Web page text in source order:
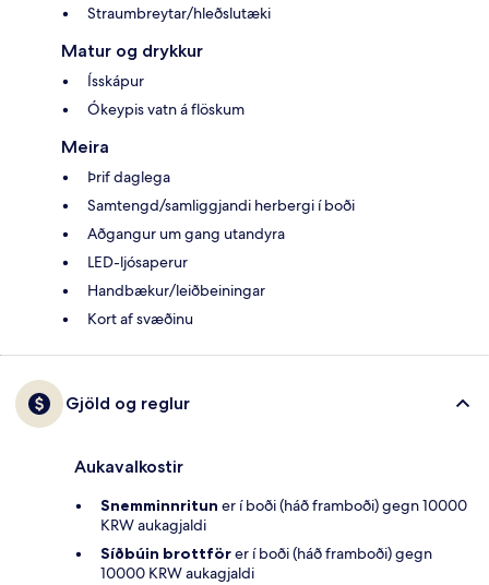
Straumbreytar/hleðslutæki
Matur og drykkur
Ísskápur
Ókeypis vatn á flöskum
Meira
Þrif daglega
Samtengd/samliggjandi herbergi í boði
Aðgangur um gang utandyra
LED-ljósaperur
Handbækur/leiðbeiningar
Kort af svæðinu
Gjöld og reglur
Aukavalkostir
Snemminnritun er í boði (háð framboði) gegn 10000
KRW aukagjaldi
Síðbúin brottförer í boði (háð framboði) gegn
10000 KRW aukagjaldi